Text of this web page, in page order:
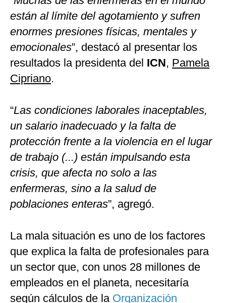
están al límite del agotamiento y sufren
enormes presiones físicas, mentales y
emocionales”, destacó al presentar los
resultados la presidenta del ICN, Pamela
Cipriano.
“Las condiciones laborales inaceptables,
un salario inadecuado y la falta de
protección frente a la violencia en el lugar
de trabajo (...) están impulsando esta
crisis, que afecta no solo a las
enfermeras, sino a la salud de
poblaciones enteras”, agregó.
La mala situación es uno de los factores
que explica la falta de profesionales para
un sector que, con unos 28 millones de
empleados en el planeta, necesitaría
según cálculos de la Organización